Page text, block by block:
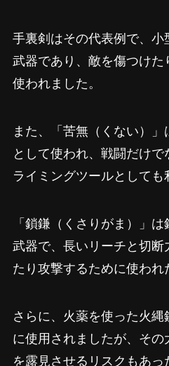
手裏剣はその代表例で、小
武器であり、敵を傷つけ
使われました。
また、「苦無（くない）
として使われ、戦闘だけ
ライミングツールとしても
「鎖鎌（くさりがま）」
武器で、長いリーチと切
たり攻撃するために使われ
さらに、火薬を使った火
に使用されましたが、そ
を露見させるリスクもあっ